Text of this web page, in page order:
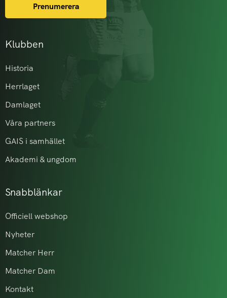
Klubben
Historia
Herrlaget
Damlaget
Våra partners
GAIS i samhället
Akademi & ungdom
Snabblänkar
Officiell webshop
Nyheter
Matcher Herr
Matcher Dam
Kontakt
Prenumerera